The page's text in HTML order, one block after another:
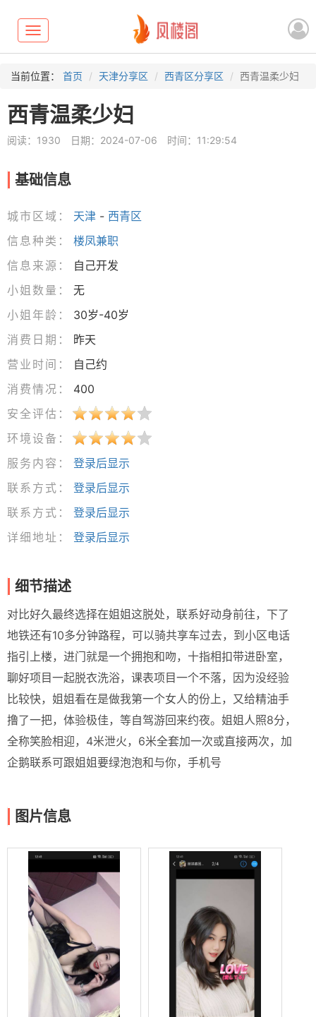
Toggle
navigation
当前位置： 首页 天津分享区 西青区分享区 西青温柔少妇
西青温柔少妇
阅读：1930 日期：2024-07-06 时间：11:29:54
基础信息
城市区域： 天津 - 西青区
信息种类：
楼凤兼职
信息来源：
自己开发
小姐数量：
无
小姐年龄：
30岁-40岁
消费日期：
昨天
营业时间：
自己约
消费情况：
400
安全评估：
环境设备：
服务内容：
登录后显示
联系方式：
登录后显示
联系方式：
登录后显示
详细地址：
登录后显示
细节描述
对比好久最终选择在姐姐这脱处，联系好动身前往，下了
地铁还有10多分钟路程，可以骑共享车过去，到小区电话
指引上楼，进门就是一个拥抱和吻，十指相扣带进卧室，
聊好项目一起脱衣洗浴，课表项目一个不落，因为没经验
比较快，姐姐看在是做我第一个女人的份上，又给精油手
撸了一把，体验极佳，等自驾游回来约夜。姐姐人照8分，
全称笑脸相迎，4米泄火，6米全套加一次或直接两次，加
企鹅联系可跟姐姐要绿泡泡和与你，手机号
图片信息